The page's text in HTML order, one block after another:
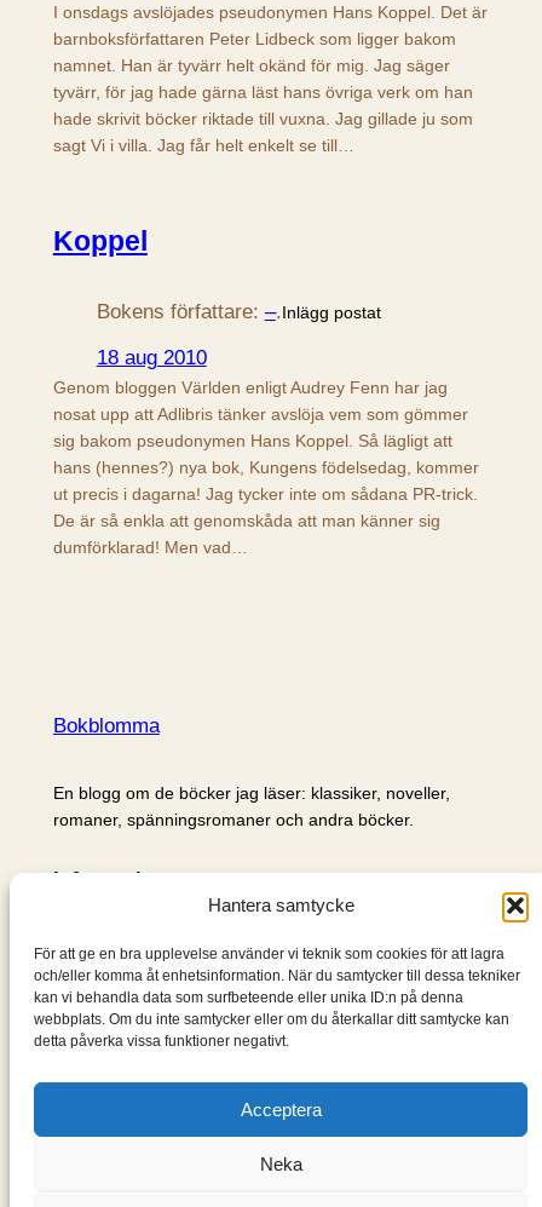
Hantera samtycke
För att ge en bra upplevelse använder vi teknik som cookies för att lagra
och/eller komma åt enhetsinformation. När du samtycker till dessa tekniker
kan vi behandla data som surfbeteende eller unika ID:n på denna
webbplats. Om du inte samtycker eller om du återkallar ditt samtycke kan
detta påverka vissa funktioner negativt.
Acceptera
Neka
I onsdags avslöjades pseudonymen Hans Koppel. Det är
barnboksförfattaren Peter Lidbeck som ligger bakom
namnet. Han är tyvärr helt okänd för mig. Jag säger
tyvärr, för jag hade gärna läst hans övriga verk om han
hade skrivit böcker riktade till vuxna. Jag gillade ju som
sagt Vi i villa. Jag får helt enkelt se till…
Koppel
Bokens författare: –.Inlägg postat
18 aug 2010
Genom bloggen Världen enligt Audrey Fenn har jag
nosat upp att Adlibris tänker avslöja vem som gömmer
sig bakom pseudonymen Hans Koppel. Så lägligt att
hans (hennes?) nya bok, Kungens födelsedag, kommer
ut precis i dagarna! Jag tycker inte om sådana PR-trick.
De är så enkla att genomskåda att man känner sig
dumförklarad! Men vad…
Bokblomma
En blogg om de böcker jag läser: klassiker, noveller,
romaner, spänningsromaner och andra böcker.
Information
Om mig & om bloggen
S
ö
k